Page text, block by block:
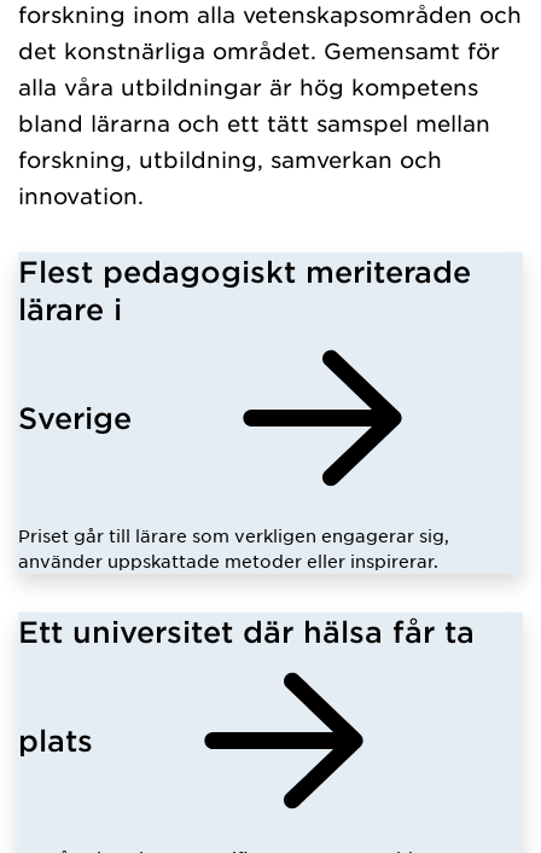
forskning inom alla vetenskapsområden och
det konstnärliga området. Gemensamt för
alla våra utbildningar är hög kompetens
bland lärarna och ett tätt samspel mellan
forskning, utbildning, samverkan och
innovation.
Flest pedagogiskt meriterade
lärare i
Sverige
Priset går till lärare som verkligen engagerar sig,
använder uppskattade metoder eller inspirerar.
Ett universitet där hälsa får ta
plats